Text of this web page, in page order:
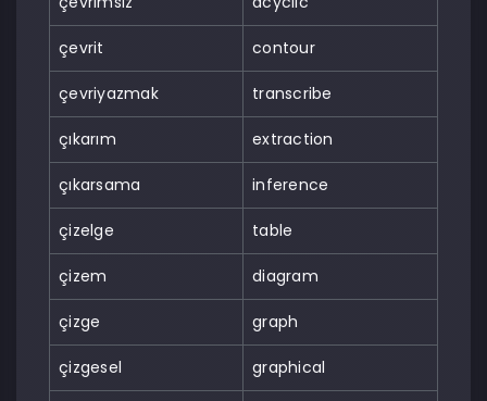
çevrit contour
çevriyazmak transcribe
çıkarım extraction
çıkarsama inference
çizelge table
çizem diagram
çizge graph
çizgesel graphical